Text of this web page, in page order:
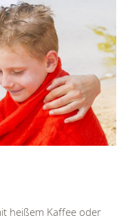
heißem Kaffee oder